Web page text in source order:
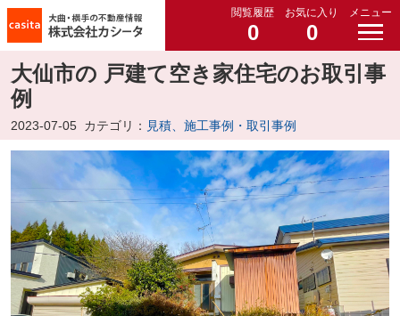
閲覧履歴
0
お気に入り
0
メニュー
大仙市の 戸建て空き家住宅のお取引事
例
2023-07-05 カテゴリ： 見積、施工事例・取引事例